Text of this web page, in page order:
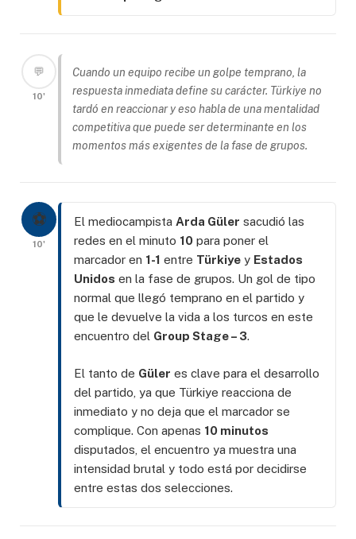
💬
10'
Cuando un equipo recibe un golpe temprano, la
respuesta inmediata define su carácter. Türkiye no
tardó en reaccionar y eso habla de una mentalidad
competitiva que puede ser determinante en los
momentos más exigentes de la fase de grupos.
⚽
10'
El mediocampista Arda Güler sacudió las
redes en el minuto 10 para poner el
marcador en 1-1 entre Türkiye y Estados
Unidos en la fase de grupos. Un gol de tipo
normal que llegó temprano en el partido y
que le devuelve la vida a los turcos en este
encuentro del Group Stage – 3.
El tanto de Güler es clave para el desarrollo
del partido, ya que Türkiye reacciona de
inmediato y no deja que el marcador se
complique. Con apenas 10 minutos
disputados, el encuentro ya muestra una
intensidad brutal y todo está por decidirse
entre estas dos selecciones.